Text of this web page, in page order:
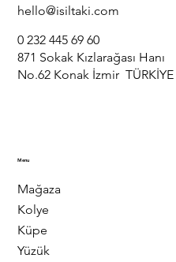
hello@isiltaki.com
0 232 445 69 60
871 Sokak Kızlarağası Hanı
No.62 Konak İzmir TÜRKİYE
Menu
Mağaza
Kolye
Küpe
Yüzük